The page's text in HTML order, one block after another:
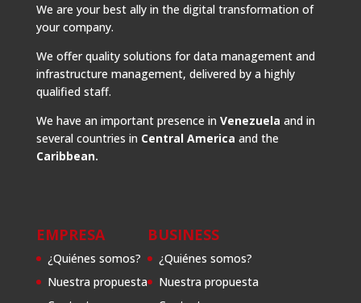
We are your best ally in the digital transformation of
your company.
We offer quality solutions for data management and
infrastructure management, delivered by a highly
qualified staff.
We have an important presence in Venezuela and in
several countries in Central America and the
Caribbean.
EMPRESA
¿Quiénes somos?
Nuestra propuesta
BUSINESS
¿Quiénes somos?
Nuestra propuesta